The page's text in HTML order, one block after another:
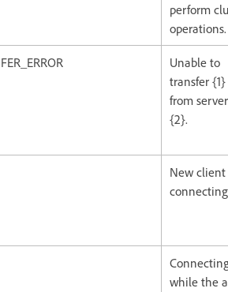
perform
operations.
Unable to
transfer {1}
from server
{2}.
New client
while the